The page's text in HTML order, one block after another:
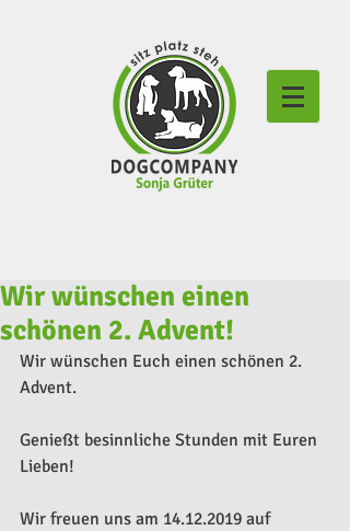
Wir wünschen einen
schönen 2. Advent!
Wir wünschen Euch einen schönen 2.
Advent.
Genießt besinnliche Stunden mit Euren
Lieben!
Wir freuen uns am 14.12.2019 auf